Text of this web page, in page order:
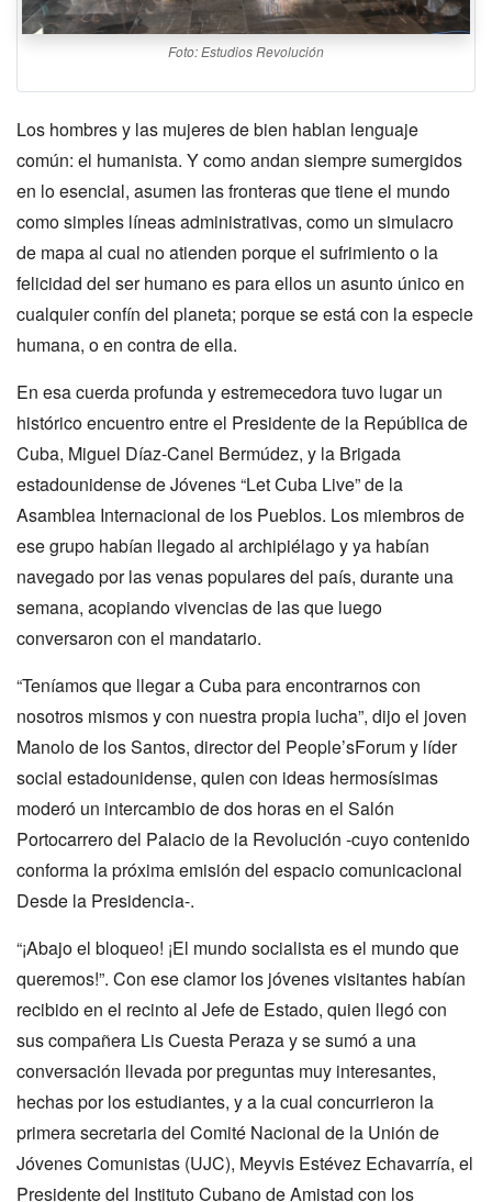
Foto: Estudios Revolución
Los hombres y las mujeres de bien hablan lenguaje
común: el humanista. Y como andan siempre sumergidos
en lo esencial, asumen las fronteras que tiene el mundo
como simples líneas administrativas, como un simulacro
de mapa al cual no atienden porque el sufrimiento o la
felicidad del ser humano es para ellos un asunto único en
cualquier confín del planeta; porque se está con la especie
humana, o en contra de ella.
En esa cuerda profunda y estremecedora tuvo lugar un
histórico encuentro entre el Presidente de la República de
Cuba, Miguel Díaz-Canel Bermúdez, y la Brigada
estadounidense de Jóvenes “Let Cuba Live” de la
Asamblea Internacional de los Pueblos. Los miembros de
ese grupo habían llegado al archipiélago y ya habían
navegado por las venas populares del país, durante una
semana, acopiando vivencias de las que luego
conversaron con el mandatario.
“Teníamos que llegar a Cuba para encontrarnos con
nosotros mismos y con nuestra propia lucha”, dijo el joven
Manolo de los Santos, director del People’sForum y líder
social estadounidense, quien con ideas hermosísimas
moderó un intercambio de dos horas en el Salón
Portocarrero del Palacio de la Revolución -cuyo contenido
conforma la próxima emisión del espacio comunicacional
Desde la Presidencia-.
“¡Abajo el bloqueo! ¡El mundo socialista es el mundo que
queremos!”. Con ese clamor los jóvenes visitantes habían
recibido en el recinto al Jefe de Estado, quien llegó con
sus compañera Lis Cuesta Peraza y se sumó a una
conversación llevada por preguntas muy interesantes,
hechas por los estudiantes, y a la cual concurrieron la
primera secretaria del Comité Nacional de la Unión de
Jóvenes Comunistas (UJC), Meyvis Estévez Echavarría, el
Presidente del Instituto Cubano de Amistad con los